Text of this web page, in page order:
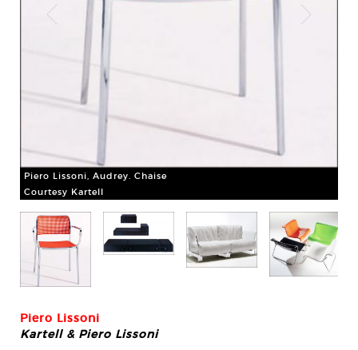
Piero Lissoni, Audrey. Chaise
Courtesy Kartell
Piero Lissoni
Kartell & Piero Lissoni